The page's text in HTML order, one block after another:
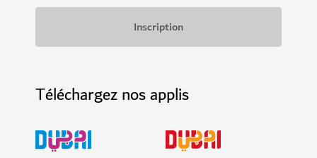
Téléchargez nos applis